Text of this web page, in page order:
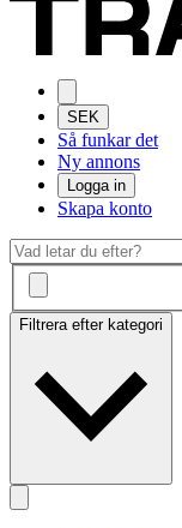
SEK
Så funkar det
Ny annons
Logga in
Skapa konto
Filtrera efter kategori